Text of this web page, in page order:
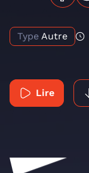
Type Autre
Lire